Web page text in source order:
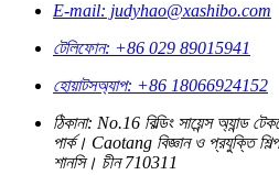
E-mail: judyhao@xashibo.com
টেলিফোন: +86 029 89015941
হোয়াটসঅ্যাপ: +86 18066924152
ঠিকানা: No.16 বিল্ডিং সায়েন্স অ্যান্ড
পার্ক। Caotang বিজ্ঞান ও প্রযুক্তি
শানসি। চীন 710311